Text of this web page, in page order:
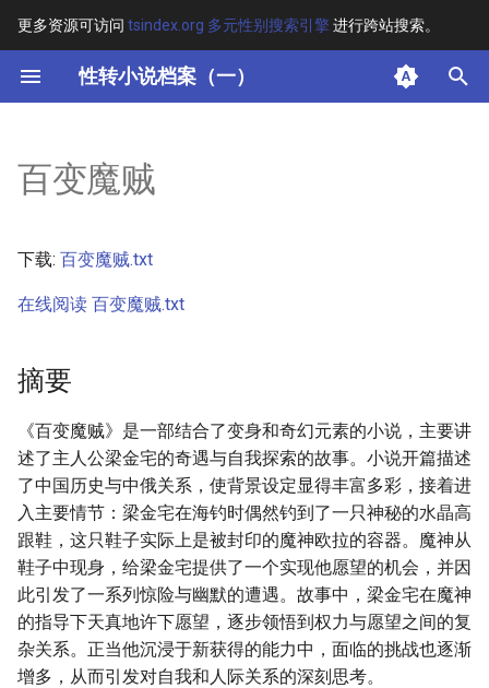
更多资源可访问 tsindex.org 多元性别搜索引擎进行跨站搜索。
性转小说档案（一）
键
开
搜
索
其他信息 [Processed Page
百变魔贼
下载: 百变魔贼.txt
在线阅读 百变魔贼.txt
摘要
《百变魔贼》是一部结合了变身和奇幻元素的小说，主要讲
述了主人公梁金宅的奇遇与自我探索的故事。小说开篇描述
了中国历史与中俄关系，使背景设定显得丰富多彩，接着进
入主要情节：梁金宅在海钓时偶然钓到了一只神秘的水晶高
跟鞋，这只鞋子实际上是被封印的魔神欧拉的容器。魔神从
鞋子中现身，给梁金宅提供了一个实现他愿望的机会，并因
此引发了一系列惊险与幽默的遭遇。故事中，梁金宅在魔神
的指导下天真地许下愿望，逐步领悟到权力与愿望之间的复
杂关系。正当他沉浸于新获得的能力中，面临的挑战也逐渐
增多，从而引发对自我和人际关系的深刻思考。